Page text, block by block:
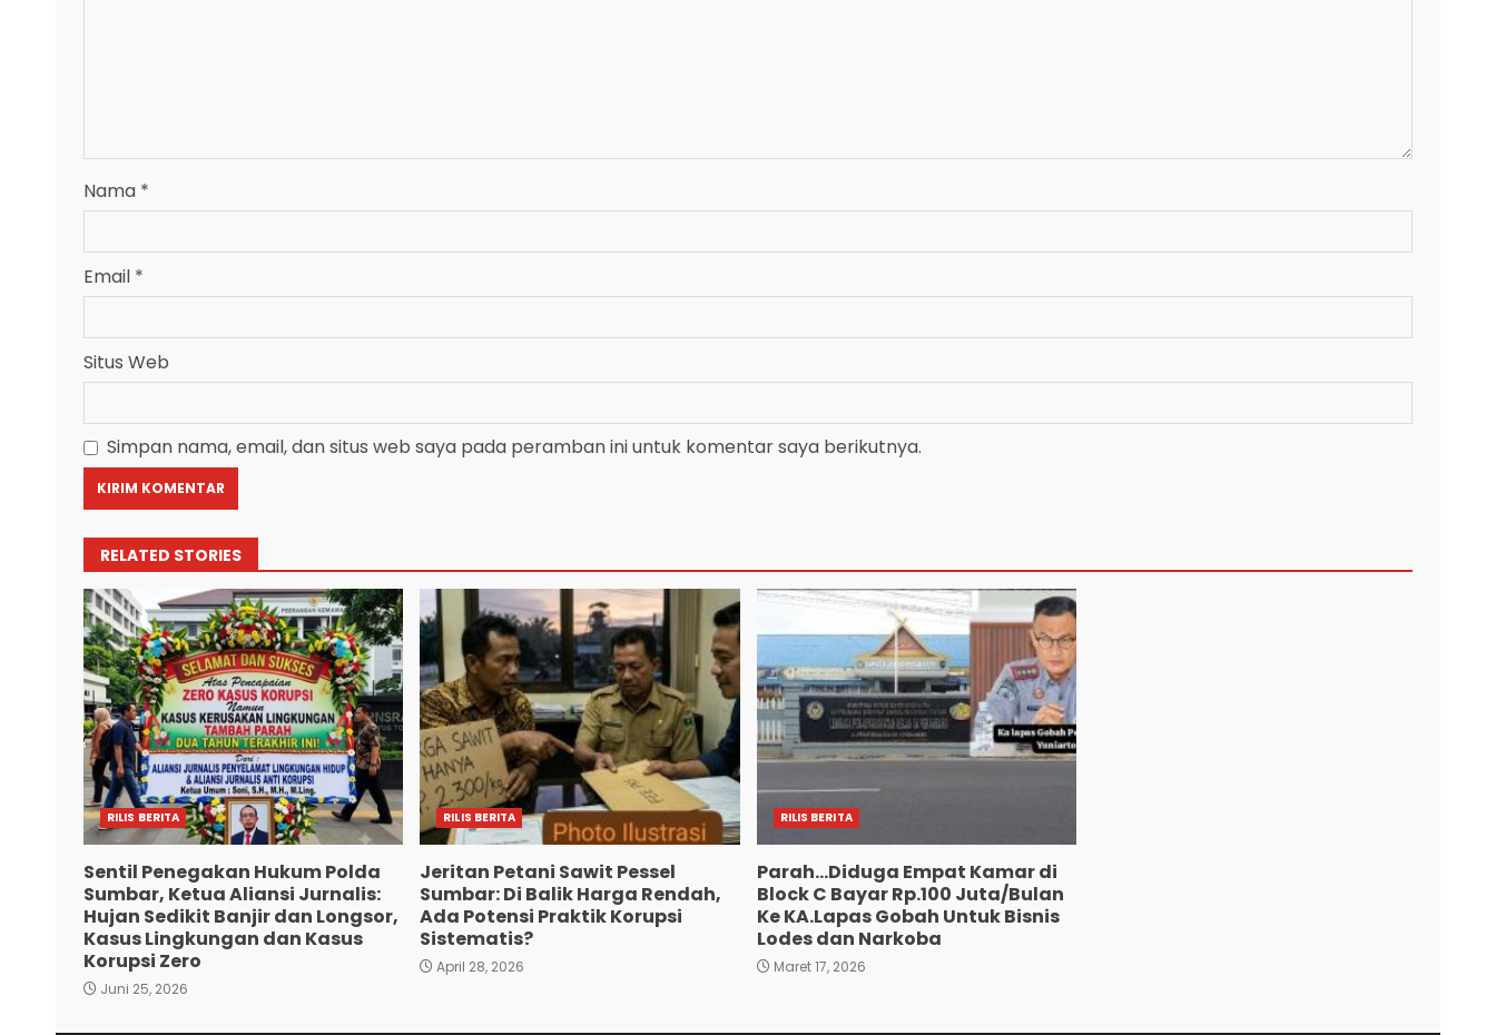
Nama *
Email *
Situs Web
Simpan nama, email, dan situs web saya pada peramban ini untuk komentar saya berikutnya.
RELATED STORIES
RILIS BERITA
Sentil Penegakan Hukum Polda
Sumbar, Ketua Aliansi Jurnalis:
Hujan Sedikit Banjir dan Longsor,
Kasus Lingkungan dan Kasus
Korupsi Zero
Juni 25, 2026
RILIS BERITA
Jeritan Petani Sawit Pessel
Sumbar: Di Balik Harga Rendah,
Ada Potensi Praktik Korupsi
Sistematis?
April 28, 2026
RILIS BERITA
Parah…Diduga Empat Kamar di
Block C Bayar Rp.100 Juta/Bulan
Ke KA.Lapas Gobah Untuk Bisnis
Lodes dan Narkoba
Maret 17, 2026